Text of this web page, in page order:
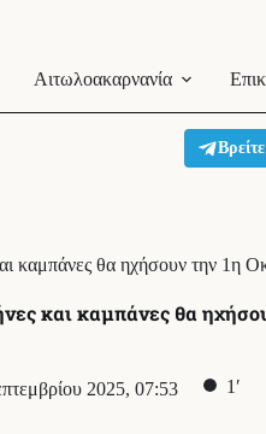
Αιτωλοακαρνανία
καμπάνες θα ηχήσουν την 1η
και καμπάνες θα
2025, 07:53
1′